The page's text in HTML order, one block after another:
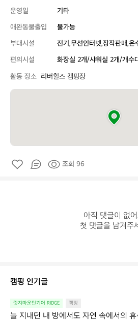
운영일
기타
애완동물출입
불가능
부대시설
전기,무선인터넷,장작판매,온
편의시설
화장실 2개/샤워실 2개/개수
활동 장소 리버힐즈 캠핑장
조회 96
아직 댓글이 없
첫 댓글을 남겨주
캠핑 인기글
릿지마운틴기어 RIDGE 캠핑
늘 지내던 내 방에서도 자연 속에서의